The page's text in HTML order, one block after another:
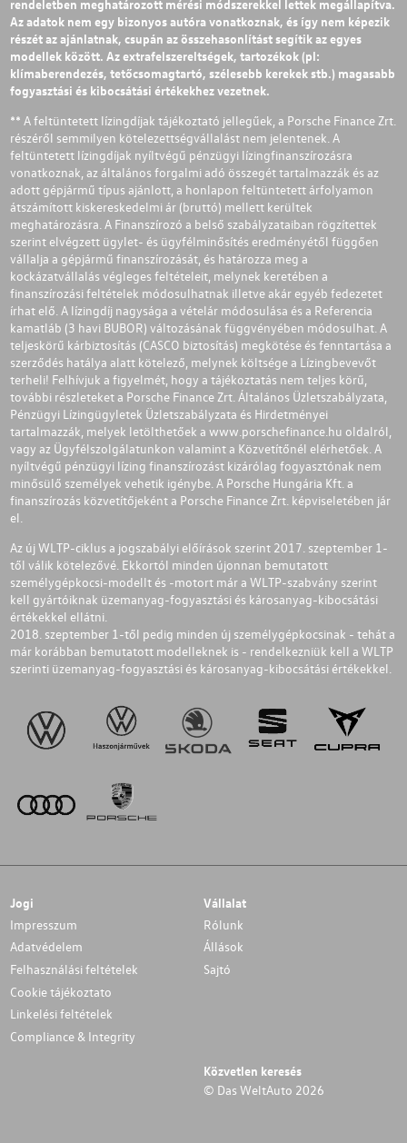
rendeletben meghatározott mérési módszerekkel lettek megállapítva.
Az adatok nem egy bizonyos autóra vonatkoznak, és így nem képezik
részét az ajánlatnak, csupán az összehasonlítást segítik az egyes
modellek között. Az extrafelszereltségek, tartozékok (pl:
klímaberendezés, tetőcsomagtartó, szélesebb kerekek stb.) magasabb
fogyasztási és kibocsátási értékekhez vezetnek.
** A feltüntetett lízingdíjak tájékoztató jellegűek, a Porsche Finance Zrt.
részéről semmilyen kötelezettségvállalást nem jelentenek. A
feltüntetett lízingdíjak nyíltvégű pénzügyi lízingfinanszírozásra
vonatkoznak, az általános forgalmi adó összegét tartalmazzák és az
adott gépjármű típus ajánlott, a honlapon feltüntetett árfolyamon
átszámított kiskereskedelmi ár (bruttó) mellett kerültek
meghatározásra. A Finanszírozó a belső szabályzataiban rögzítettek
szerint elvégzett ügylet- és ügyfélminősítés eredményétől függően
vállalja a gépjármű finanszírozását, és határozza meg a
kockázatvállalás végleges feltételeit, melynek keretében a
finanszírozási feltételek módosulhatnak illetve akár egyéb fedezetet
írhat elő. A lízingdíj nagysága a vételár módosulása és a Referencia
kamatláb (3 havi BUBOR) változásának függvényében módosulhat. A
teljeskörű kárbiztosítás (CASCO biztosítás) megkötése és fenntartása a
szerződés hatálya alatt kötelező, melynek költsége a Lízingbevevőt
terheli! Felhívjuk a figyelmét, hogy a tájékoztatás nem teljes körű,
további részleteket a Porsche Finance Zrt. Általános Üzletszabályzata,
Pénzügyi Lízingügyletek Üzletszabályzata és Hirdetményei
tartalmazzák, melyek letölthetőek a www.porschefinance.hu oldalról,
vagy az Ügyfélszolgálatunkon valamint a Közvetítőnél elérhetőek. A
nyíltvégű pénzügyi lízing finanszírozást kizárólag fogyasztónak nem
minősülő személyek vehetik igénybe. A Porsche Hungária Kft. a
finanszírozás közvetítőjeként a Porsche Finance Zrt. képviseletében jár
el.
Az új WLTP-ciklus a jogszabályi előírások szerint 2017. szeptember 1-
től válik kötelezővé. Ekkortól minden újonnan bemutatott
személygépkocsi-modellt és -motort már a WLTP-szabvány szerint
kell gyártóiknak üzemanyag-fogyasztási és károsanyag-kibocsátási
értékekkel ellátni.
2018. szeptember 1-től pedig minden új személygépkocsinak - tehát a
már korábban bemutatott modelleknek is - rendelkezniük kell a WLTP
szerinti üzemanyag-fogyasztási és károsanyag-kibocsátási értékekkel.
Jogi
Impresszum
Adatvédelem
Felhasználási feltételek
Cookie tájékoztato
Linkelési feltételek
Compliance & Integrity
Vállalat
Rólunk
Állások
Sajtó
Közvetlen keresés
© Das WeltAuto 2026